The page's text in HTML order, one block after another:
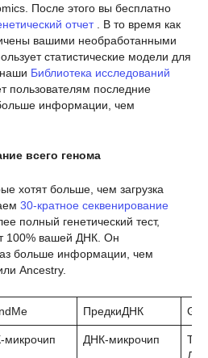
После этого вы бесплатно
отчет
. В то время как
вашими необработанными
статистические модели для
Библиотека исследований
пользователям последние
информации, чем
всего генома
хотят больше, чем загрузка
30-кратное секвенирование
полный генетический тест,
100% вашей ДНК. Он
больше информации, чем
Ancestry.
ПредкиДНК
микрочип ДНК-микрочип